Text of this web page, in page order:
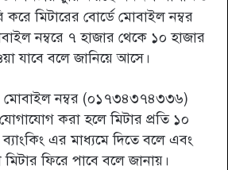
করে মিটারের বোর্ডে মোবাইল নম্বর
নম্বরে ৭ হাজার থেকে ১০ হাজার
যাবে বলে জানিয়ে আসে।
মোবাইল নম্বর (০১৭৩৪৩৭৪৩৩৬)
করা হলে মিটার প্রতি ১০
এর মাধ্যমে দিতে বলে এবং
মিটার ফিরে পাবে বলে জানায়।